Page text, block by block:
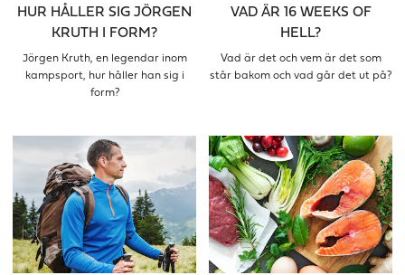
HUR HÅLLER SIG JÖRGEN
KRUTH I FORM?
Jörgen Kruth, en legendar inom
kampsport, hur håller han sig i
form?
VAD ÄR 16 WEEKS OF
HELL?
Vad är det och vem är det som
står bakom och vad går det ut på?